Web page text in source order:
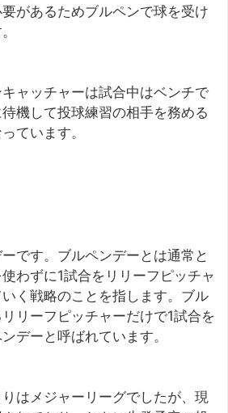
があるためブルペンで球を受け
ャッチャーは試合中はベンチで
機して投球練習の相手を務める
ています。
です。ブルペンデーとは通常と
わずに1試合をリリーフピッチャ
く戦略のことを指します。ブル
リーフピッチャーだけで1試合を
デーと呼ばれています。
はメジャーリーグでしたが、現